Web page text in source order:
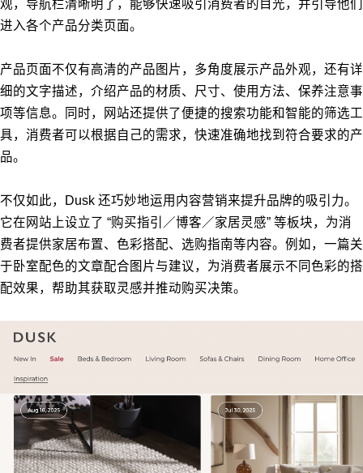
观，导航栏清晰明了，能够快速吸引消费者的目光，并引导他们
进入各个产品分类页面。
产品页面不仅有高清的产品图片，多角度展示产品外观，还有详
细的文字描述，介绍产品的材质、尺寸、使用方法、保养注意事
项等信息。同时，网站还提供了便捷的搜索功能和智能的筛选工
具，消费者可以根据自己的需求，快速准确地找到符合要求的产
品。
不仅如此，Dusk 还巧妙地运用内容营销来提升品牌的吸引力。
它在网站上设立了 “购买指引／博客／家居灵感” 等板块，为消
费者提供家居布置、色彩搭配、选购指南等内容。例如，一篇关
于卧室配色的文章配合图片与建议，为消费者展示不同色彩的搭
配效果，帮助其获取灵感并推动购买决策。